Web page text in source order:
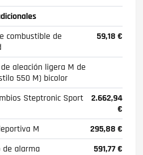
combustible de
59,18 €
de aleación ligera M de
550 M) bicolor
Steptronic Sport
2.662,94
€
M
295,88 €
de alarma
591,77 €